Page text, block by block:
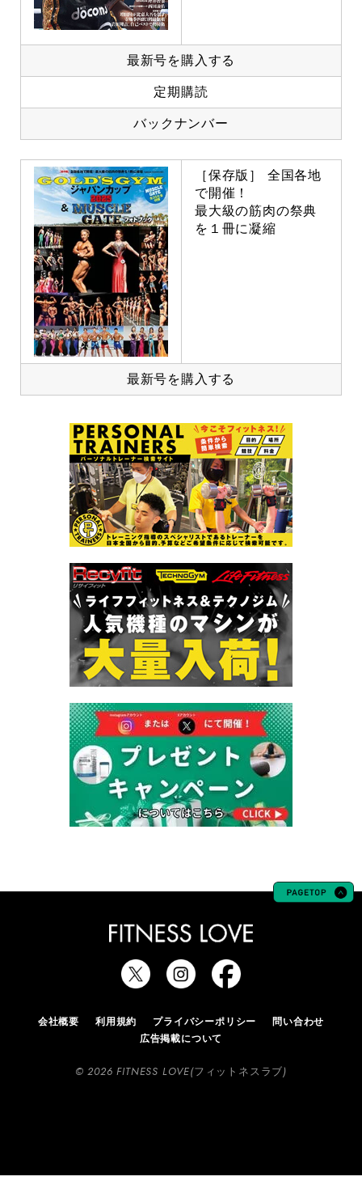
最新号を購入する
定期購読
バックナンバー
［保存版］ 全国各地
で開催！
最大級の筋肉の祭典
を１冊に凝縮
最新号を購入する
会社概要 利用規約 プライバシーポリシー
問い合わせ
広告掲載について
© 2026 FITNESS LOVE(フィットネスラブ)